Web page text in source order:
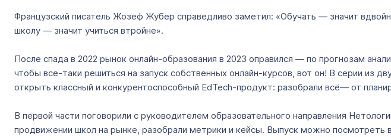
Французский писатель Жозеф Жубер справедливо заметил: «Обучать — значит
школу — значит учиться втройне».
После спада в 2022 рынок онлайн-образования в 2023 оправился — по прогнозам
чтобы все-таки решиться на запуск собственных онлайн-курсов, вот он! В серии из
открыть классный и конкурентоспособный EdTech-продукт: разобрали всё— от
В первой части поговорили с руководителем образовательного направления
продвижении школ на рынке, разобрали метрики и кейсы. Выпуск можно посмотреть